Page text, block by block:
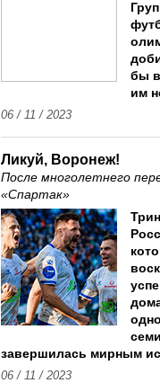
бы
им
06 / 11 / 2023
Ликуй, Воронеж!
После многолетнего
«Спартак»
завершилась мирным
06 / 11 / 2023